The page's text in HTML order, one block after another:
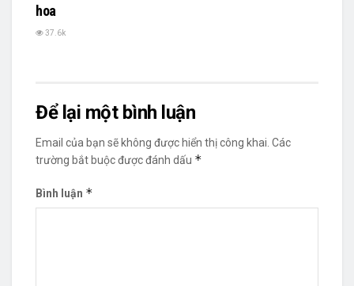
hoa
37.6k
Để lại một bình luận
Email của bạn sẽ không được hiển thị công khai. Các
trường bắt buộc được đánh dấu *
Bình luận *